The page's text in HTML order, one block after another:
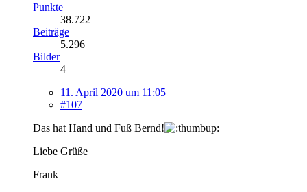
Punkte
38.722
Beiträge
5.296
Bilder
4
11. April 2020 um 11:05
#107
Das hat Hand und Fuß Bernd!
Liebe Grüße
Frank